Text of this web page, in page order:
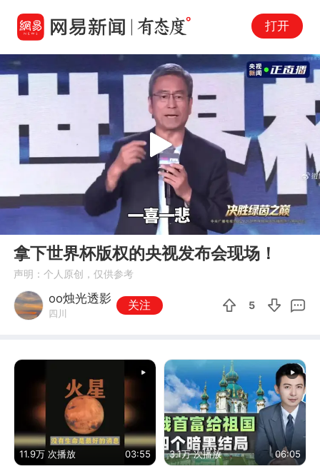
打开
08:34
Play
拿下世界杯版权的央视发布会现场！
声明：个人原创，仅供参考
oo烛光透影
四川
关注 5
11.9万 次播放 03:55 3.1万 次播放 06:05